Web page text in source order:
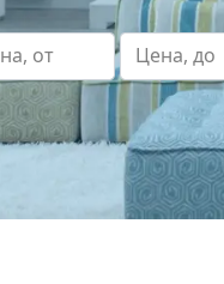
от Цена, до